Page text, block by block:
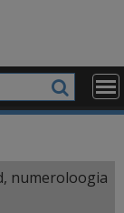
numeroloogia